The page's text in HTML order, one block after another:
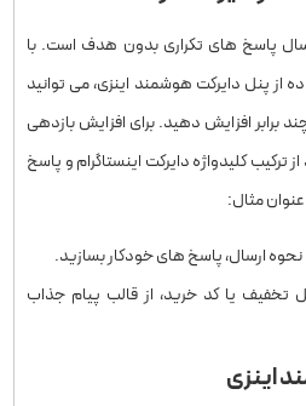
ارسال پاسخ ‌های تکراری بدون هدف است. با
از پنل دایرکت هوشمند اینزی، می ‌توانید
چند برابر افزایش دهید. برای افزایش بازدهی
کلیدواژه دایرکت اینستاگرام و پاسخ
عنوان مثال:
نحوه ارسال، پاسخ‌ های خودکار بسازید.
یا کد خرید، از قالب پیام جذاب
اینزی